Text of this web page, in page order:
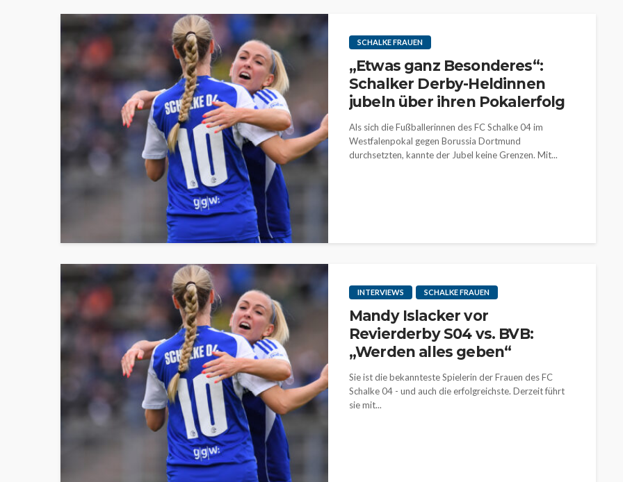
SCHALKE FRAUEN
„Etwas ganz Besonderes“:
Schalker Derby-Heldinnen
jubeln über ihren Pokalerfolg
Als sich die Fußballerinnen des FC Schalke 04 im
Westfalenpokal gegen Borussia Dortmund
durchsetzten, kannte der Jubel keine Grenzen. Mit...
INTERVIEWS SCHALKE FRAUEN
Mandy Islacker vor
Revierderby S04 vs. BVB:
„Werden alles geben“
Sie ist die bekannteste Spielerin der Frauen des FC
Schalke 04 - und auch die erfolgreichste. Derzeit führt
sie mit...